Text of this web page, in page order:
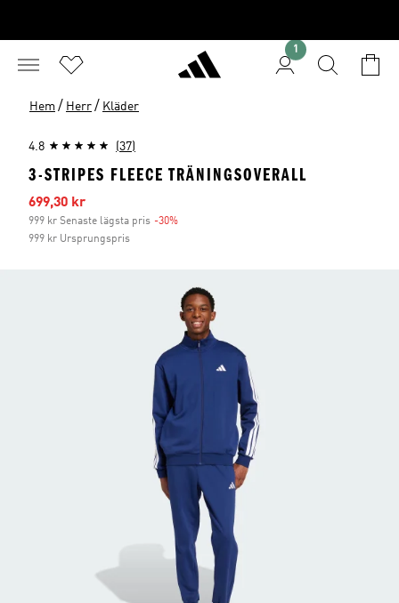
1
Hem / Herr / Kläder
4.8 (37)
3-STRIPES FLEECE TRÄNINGSOVERALL
Reapris
699,30 kr
999 kr Senaste lägsta pris -30%
999 kr Ursprungspris